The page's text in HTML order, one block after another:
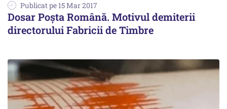
Publicat pe 15 Mar 2017
Dosar Poșta Română. Motivul demiterii
directorului Fabricii de Timbre